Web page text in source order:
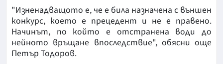
"Изненадващото е, че е била назначена с външен
конкурс, което е прецедент и не е правено.
Начинът, по който е отстранена води до
нейното връщане впоследствие", обясни още
Петър Тодоров.